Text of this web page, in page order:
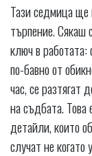
Тази седмица ще
търпение. Сякаш
ключ в работата:
по-бавно от
час, се разтягат
на съдбата. Това
детайли, които
случат не когато